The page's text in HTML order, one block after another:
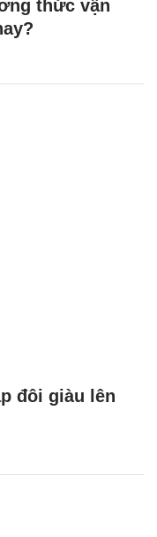
thức vận
đôi giàu lên